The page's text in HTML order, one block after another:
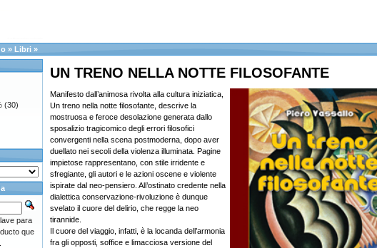
» Libri »
UN TRENO NELLA NOTTE FILOSOFANTE
Manifesto dall’animosa rivolta alla cultura iniziatica,
Un treno nella notte filosofante, descrive la
mostruosa e feroce desolazione generata dallo
sposalizio tragicomico degli errori filosofici
convergenti nella scena postmoderna, dopo aver
duellato nei secoli della violenza illuminata. Pagine
impietose rappresentano, con stile irridente e
sfregiante, gli autori e le azioni oscene e violente
ispirate dal neo-pensiero. All’ostinato credente nella
dialettica conservazione-rivoluzione è dunque
svelato il cuore del delirio, che regge la neo
tirannide.
Il cuore del viaggio, infatti, è la locanda dell’armonia
fra gli opposti, soffice e limacciosa versione del
(30)
para
que